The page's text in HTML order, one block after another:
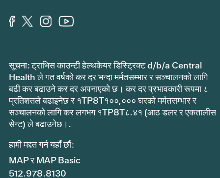
सूचना: ट्राभिस काउन्टी हेल्थकेयर डिस्ट्रिक्ट d/b/a Central
Health ले गत वर्षको कर दर भन्दा मर्मतसम्भार र सञ्चालनको लागि
बढी कर बढाउने कर दर अपनाएको छ। कर दर प्रभावकारी रूपमा ८
प्रतिशतले बढाइनेछ र १TP8T१००,००० घरको मर्मतसम्भार र
सञ्चालनको लागि कर लगभग १TP8T८.४१ (आठ डलर र एकतालीस
सेन्ट) ले बढाउनेछ।.
हामी मद्दत गर्न यहाँ छौं:
MAP र MAP Basic
512.978.8130